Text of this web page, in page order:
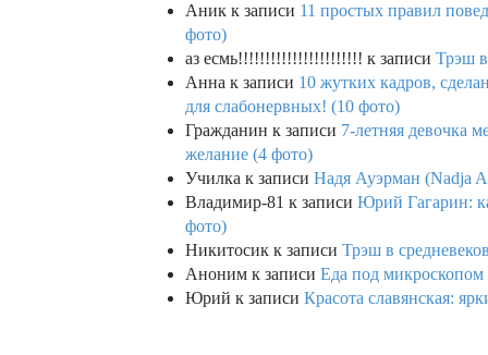
Аник к записи 11 простых правил
фото)
аз есмь!!!!!!!!!!!!!!!!!!!!!!! к записи Трэш в
Анна к записи 10 жутких кадров,
для слабонервных! (10 фото)
Гражданин к записи 7-летняя девочка
желание (4 фото)
Училка к записи Надя Ауэрман (Nadja
Владимир-81 к записи Юрий Гагарин:
фото)
Никитосик к записи Трэш в
Аноним к записи Еда под микроскопом
Юрий к записи Красота славянская: